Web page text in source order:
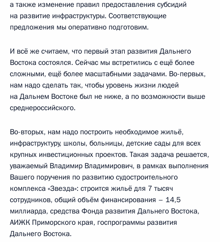
а также изменение правил предоставления субсидий
на развитие инфраструктуры. Соответствующие
предложения мы оперативно подготовим.
И всё же считаем, что первый этап развития Дальнего
Востока состоялся. Сейчас мы встретились с ещё более
сложными, ещё более масштабными задачами. Во-первых,
нам надо сделать так, чтобы уровень жизни людей
на Дальнем Востоке был не ниже, а по возможности выше
среднероссийского.
Во-вторых, нам надо построить необходимое жильё,
инфраструктуру, школы, больницы, детские сады для всех
крупных инвестиционных проектов. Такая задача решается,
уважаемый Владимир Владимирович, в рамках выполнения
Вашего поручения по развитию судостроительного
комплекса «Звезда»: строится жильё для 7 тысяч
сотрудников, общий объём финансирования – 14,5
миллиарда, средства Фонда развития Дальнего Востока,
АИЖК Приморского края, госпрограммы развития
Дальнего Востока.